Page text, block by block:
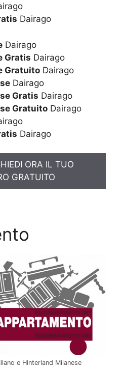
Dairago
Dairago
Gratis Dairago
Gratuito Dairago
Dairago
Gratis Dairago
Gratuito Dairago
Dairago
ORA IL TUO
GRATUITO
e Hinterland Milanese